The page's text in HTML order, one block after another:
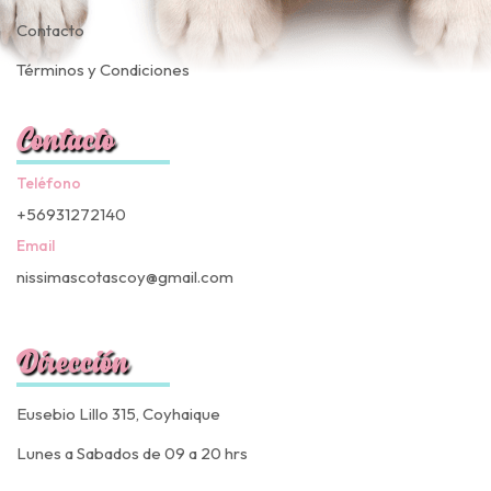
Contacto
Términos y Condiciones
Contacto
Teléfono
+56931272140
Email
nissimascotascoy@gmail.com
Dirección
Eusebio Lillo 315, Coyhaique
Lunes a Sabados de 09 a 20 hrs